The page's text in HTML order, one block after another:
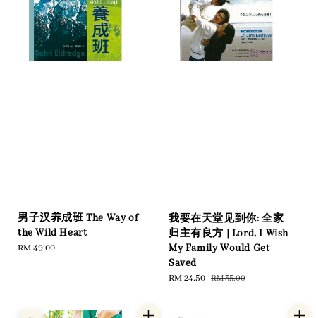
男子汉养成班 The Way of
the Wild Heart
Regular
RM 49.00
我要在天堂见到你: 全家
归主有良方 | Lord, I Wish
My Family Would Get
Saved
Sale
RM 24.50 Regular
RM 35.00